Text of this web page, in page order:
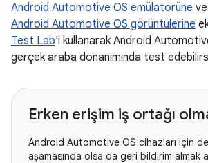
Android Automotive OS emülatörüne ve
Android Automotive OS görüntülerine
Test Lab'i kullanarak Android
gerçek araba donanımında test
Erken erişim iş ortağı
Android Automotive OS cihazları için
aşamasında olsa da geri bildirim almak